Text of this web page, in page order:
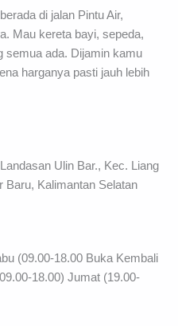
di jalan Pintu Air,
Mau kereta bayi, sepeda,
semua ada. Dijamin kamu
harganya pasti jauh lebih
Ulin Bar., Kec. Liang
Baru, Kalimantan Selatan
(09.00-18.00 Buka Kembali
18.00) Jumat (19.00-